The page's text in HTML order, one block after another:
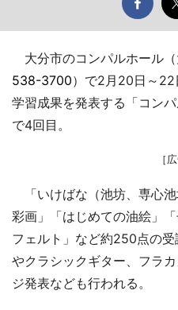
大分市のコンパルホール
538-3700）で2月20日～22
学習成果を発表する「コン
で4回目。
［
「いけばな（池坊、専心
彩画」「はじめての油絵」
フェルト」など約250点の
やクラシックギター、フラ
ジ発表なども行われる。